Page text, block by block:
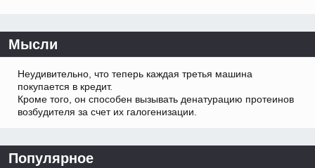
Мысли
Неудивительно, что теперь каждая третья машина
покупается в кредит.
Кроме того, он способен вызывать денатурацию протеинов
возбудителя за счет их галогенизации.
Популярное